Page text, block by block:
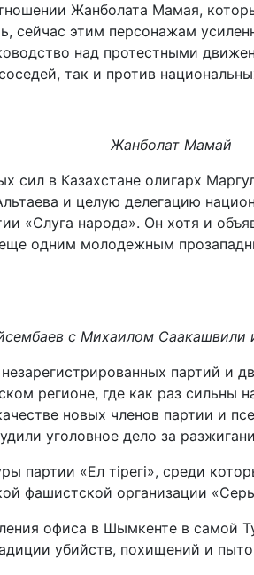
Жанболата Мамая,
сейчас этим персонажам
над протестными
так и против
Жанболат Мамай
сил в Казахстане олигарх
и целую делегацию
«Слуга народа». Он хотя и
одним молодежным
с Михаилом
партий и
регионе, где как раз
новых членов партии и
уголовное дело за
«Ел тірегі», среди
фашистской организации
офиса в Шымкенте в самой
убийств, похищений и